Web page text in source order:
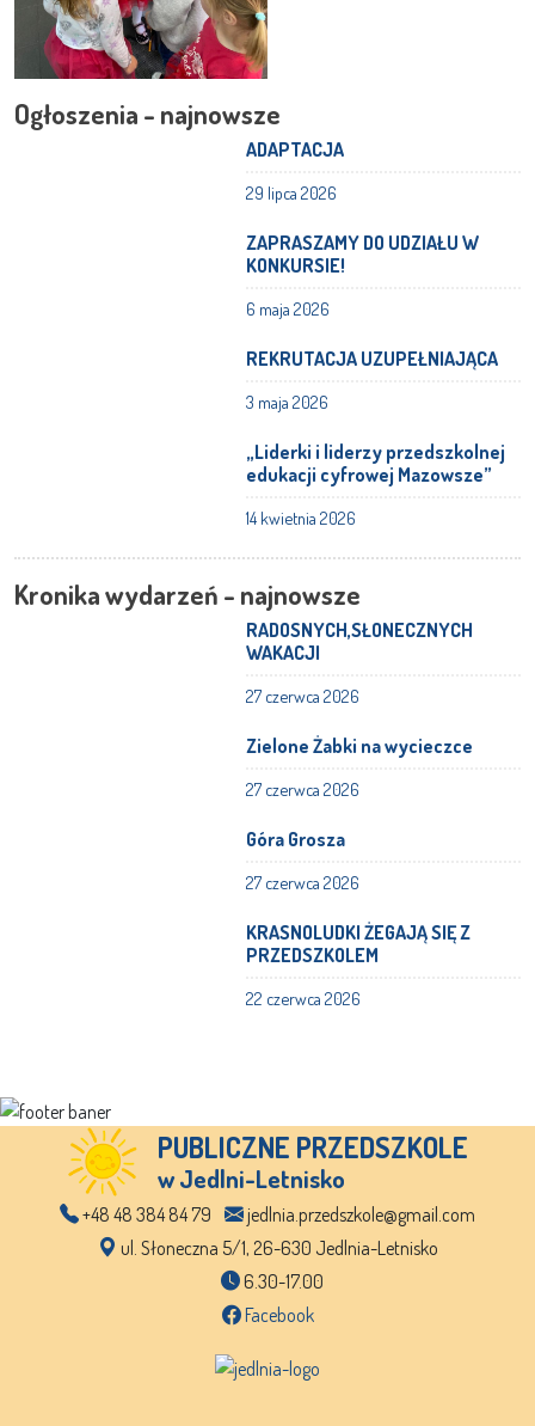
Ogłoszenia - najnowsze
ADAPTACJA
29 lipca 2026
ZAPRASZAMY DO UDZIAŁU W
KONKURSIE!
6 maja 2026
REKRUTACJA UZUPEŁNIAJĄCA
3 maja 2026
„Liderki i liderzy przedszkolnej
edukacji cyfrowej Mazowsze”
14 kwietnia 2026
Kronika wydarzeń - najnowsze
RADOSNYCH,SŁONECZNYCH
WAKACJI
27 czerwca 2026
Zielone Żabki na wycieczce
27 czerwca 2026
Góra Grosza
27 czerwca 2026
KRASNOLUDKI ŻEGAJĄ SIĘ Z
PRZEDSZKOLEM
22 czerwca 2026
PUBLICZNE PRZEDSZKOLE
w Jedlni-Letnisko
+48 48 384 84 79
jedlnia.przedszkole@gmail.com
ul. Słoneczna 5/1, 26-630 Jedlnia-Letnisko
6.30-17.00
Facebook